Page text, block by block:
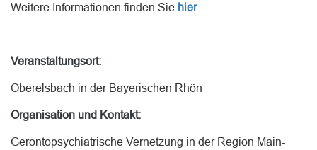
Weitere Informationen finden Sie hier.
Veranstaltungsort:
Oberelsbach in der Bayerischen Rhön
Organisation und Kontakt:
Gerontopsychiatrische Vernetzung in der Region Main-